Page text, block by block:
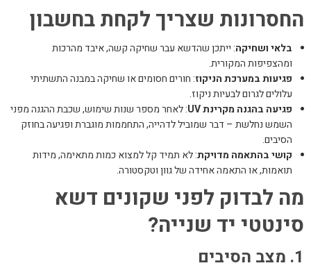
החסרונות שצריך לקחת בחשבון
בלאי ושחיקה: ייתכן שהדשא עבר שחיקה קשה, איבד מהרכות
ומהצפיפות המקורית.
פגיעות במערכת הניקוז: חורים חסומים או שחיקה במבנה התשתיתי
עלולים לגרום לבעיות ניקוז.
פגיעה בהגנה מקרינת UV
: לאחר מספר שנות שימוש, שכבת ההגנה מפני
השמש נחלשת – דבר שמוביל לדהייה, התחממות מוגברת ופגיעה בחוזק
הסיבים.
קושי בהתאמה מדויקת: לא תמיד קל למצוא כמות מתאימה, מידות
תואמות, או התאמה אחידה של גוון וטקסטורה.
מה לבדוק לפני שקונים דשא
סינטטי יד שנייה?
1. מצב הסיבים